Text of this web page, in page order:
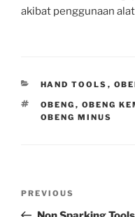
akibat penggunaan
HAND TOOLS ,
OBENG , OBENG
OBENG MINUS
PREVIOUS